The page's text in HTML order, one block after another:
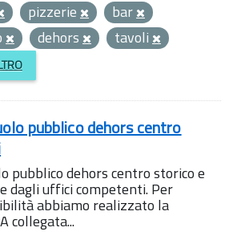
pizzerie
bar
dehors tavoli
pubblico dehors centro
pubblico dehors centro storico e
dagli uffici competenti. Per
abbiamo realizzato la
collegata...